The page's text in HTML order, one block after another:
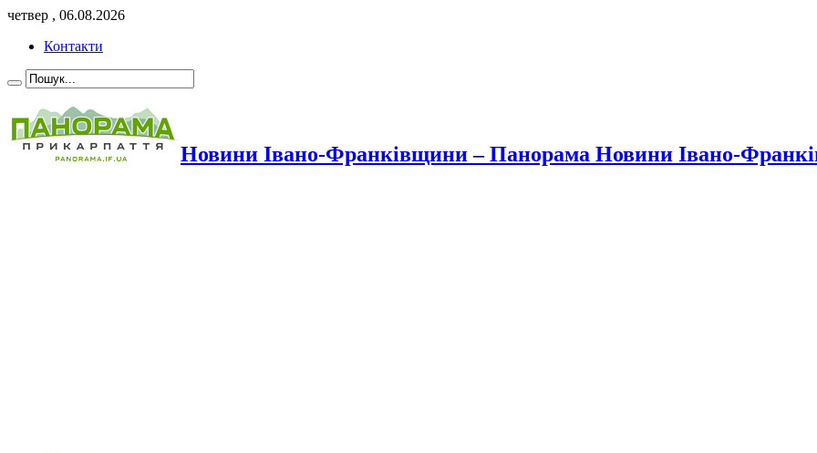
четвер , 06.08.2026
Контакти
Новини Івано-Франківщини – Панорама Новини Івано-